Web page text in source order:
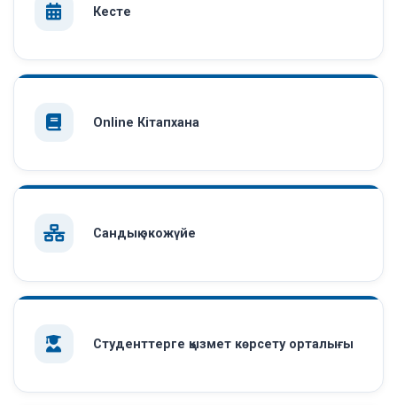
Кесте
Online Кітапхана
Сандық экожүйе
Студенттерге қызмет көрсету орталығы